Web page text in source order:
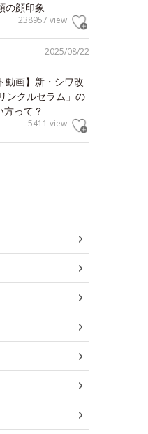
の顔印象
238957 view
2025/08/22
動画】新・シワ改
ンクルセラム」の
方って？
5411 view